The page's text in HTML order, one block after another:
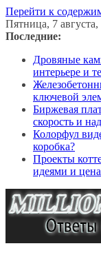
Перейти к
Пятница, 7 августа,
Последние:
Дровяные
интерьере и
ключевой
Биржевая
скорость и
Колорфул
коробка?
Проекты
идеями и